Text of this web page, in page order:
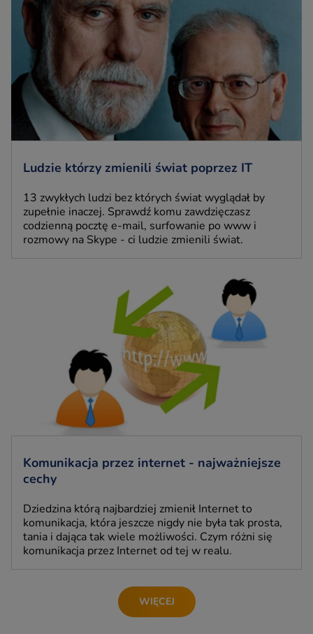
Ludzie którzy zmienili świat poprzez IT
13 zwykłych ludzi bez których świat wyglądał by
zupełnie inaczej. Sprawdź komu zawdzięczasz
codzienną pocztę e-mail, surfowanie po www i
rozmowy na Skype - ci ludzie zmienili świat.
Komunikacja przez internet - najważniejsze
cechy
Dziedzina którą najbardziej zmienił Internet to
komunikacja, która jeszcze nigdy nie była tak prosta,
tania i dająca tak wiele możliwości. Czym różni się
komunikacja przez Internet od tej w realu.
WIĘCEJ